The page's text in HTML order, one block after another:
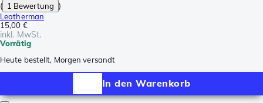
( 1 Bewertung )
Leatherman
15,00 €
inkl. MwSt.
Vorrätig
Heute bestellt, Morgen versandt
In den Warenkorb